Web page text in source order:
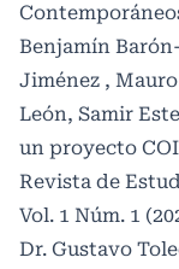
Benjamín
Jiménez ,
León, Samir
un proyecto
Revista de
Vol. 1 Núm. 1
Dr. Gustavo